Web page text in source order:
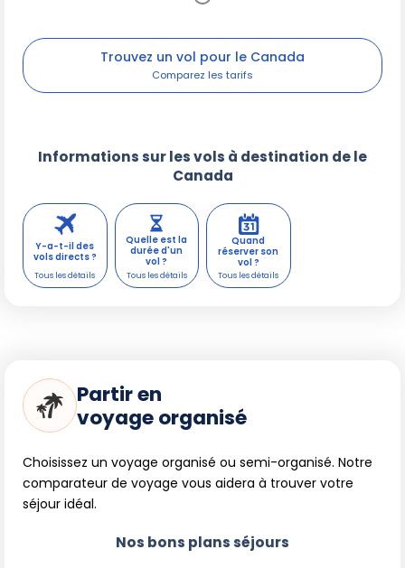
Trouvez un vol pour le Canada
Informations sur les vols à destination de le
Canada
Y-a-t-il des
vols directs ?
Quelle est la
durée d'un
vol ?
Quand
réserver son
vol ?
Partir en
voyage organisé
Choisissez un voyage organisé ou semi-organisé. Notre
comparateur de voyage vous aidera à trouver votre
séjour idéal.
Nos bons plans séjours